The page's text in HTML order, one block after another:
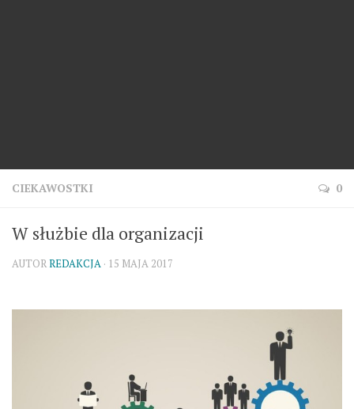
CIEKAWOSTKI 0
W służbie dla organizacji
AUTORREDAKCJA · 15 MAJA 2017